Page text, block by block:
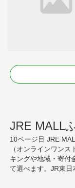
JRE MALL
10ページ目 JRE
（オンラインワン
キングや地域・寄付
て選べます。JR東日